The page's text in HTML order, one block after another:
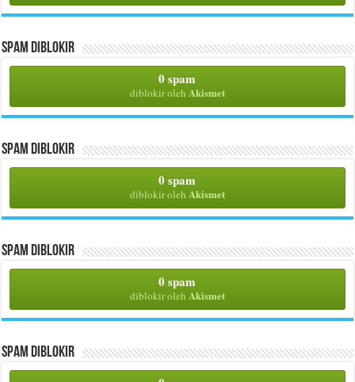
Spam Diblokir
0 spam
diblokir oleh Akismet
Spam Diblokir
0 spam
diblokir oleh Akismet
Spam Diblokir
0 spam
diblokir oleh Akismet
Spam Diblokir